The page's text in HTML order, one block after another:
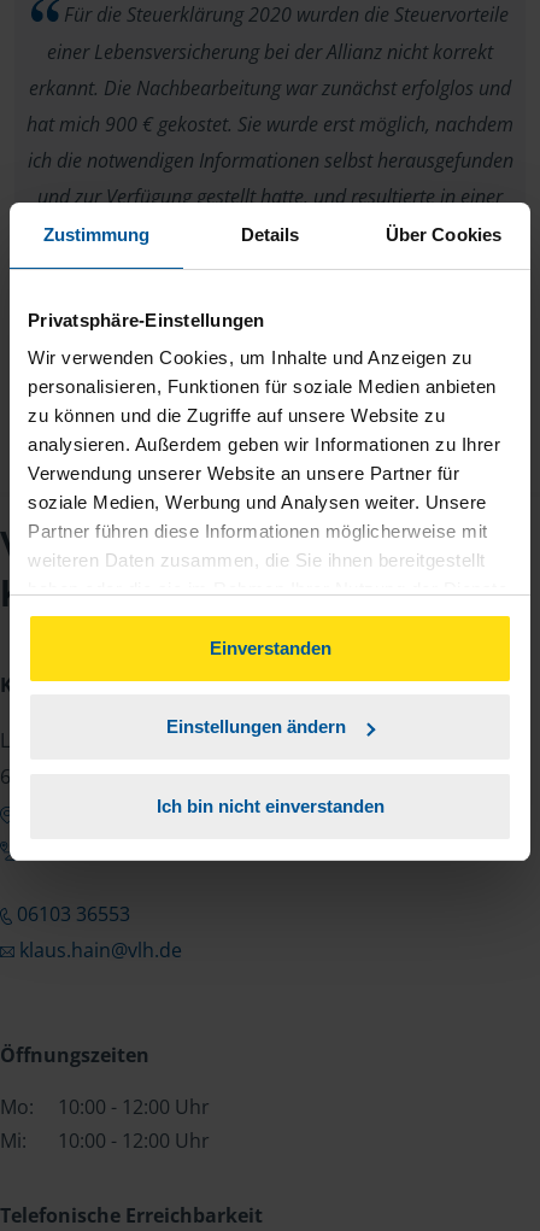
Zustimmung Details Über Cookies
Privatsphäre-Einstellungen
Wir verwenden Cookies, um Inhalte und Anzeigen zu
personalisieren, Funktionen für soziale Medien anbieten
zu können und die Zugriffe auf unsere Website zu
analysieren. Außerdem geben wir Informationen zu Ihrer
Verwendung unserer Website an unsere Partner für
soziale Medien, Werbung und Analysen weiter. Unsere
Partner führen diese Informationen möglicherweise mit
weiteren Daten zusammen, die Sie ihnen bereitgestellt
gesammelt haben. Indem Sie auf Einverstanden klicken,
können Sie der Verwendung von Cookies, gemäß
unserer
Einverstanden
Einstellungen ändern
Ich bin nicht einverstanden
Für die Steuerklärung 2020 wurden die Steuervorteile
einer Lebensversicherung bei der Allianz nicht korrekt
erkannt. Die Nachbearbeitung war zunächst erfolglos und
hat mich 900 € gekostet. Sie wurde erst möglich, nachdem
ich die notwendigen Informationen selbst herausgefunden
und zur Verfügung gestellt hatte. und resultierte in einer
erheblichen Rückzahlung vom Finanzamt. Die Art und Weise
der Besteuererung von Lebensversicherungen hätte bekannt
Klaus Jacob
VLH-Beratungsstelle
Klaus Hain
Kontakt
Liebknechtstr. 109
63303 Dreieich
Google Maps zeigen
06103 36553
klaus.hain@vlh.de
Öffnungszeiten
Mo:
10:00 - 12:00 Uhr
Mi:
10:00 - 12:00 Uhr
Telefonische Erreichbarkeit